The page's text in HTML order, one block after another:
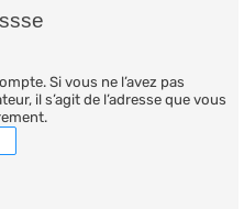
Si vous ne l’avez pas
il s’agit de l’adresse que vous